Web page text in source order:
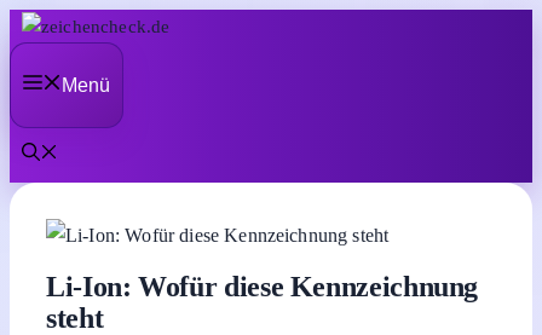
Zum
Inhalt
springenMenü
Li-Ion: Wofür diese Kennzeichnung
steht